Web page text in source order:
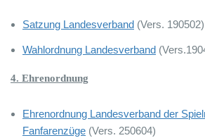
Satzung Landesverband (Vers. 190502)
Wahlordnung Landesverband
4. Ehrenordnung
Ehrenordnung Landesverband der
Fanfarenzüge (Vers. 250604)